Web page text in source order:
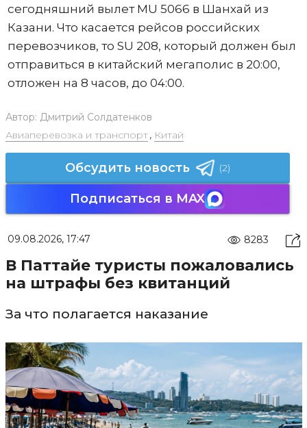
сегодняшний вылет MU 5066 в Шанхай из
Казани. Что касается рейсов российских
перевозчиков, то SU 208, который должен был
отправиться в китайский мегаполис в 20:00,
отложен на 8 часов, до 04:00.
Автор: Дмитрий Солдатенков
Авиаперевозка и транспорт, Китай
Обсудить новость (2)
Подписаться в MAX
09.08.2026, 17:47 8283
В Паттайе туристы пожаловались
на штрафы без квитанций
За что полагается наказание